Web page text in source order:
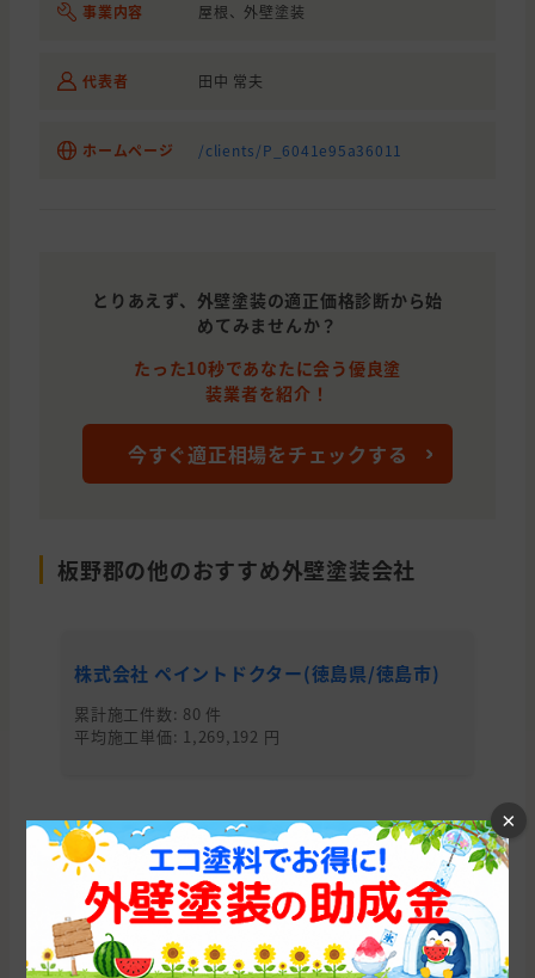
事業内容 屋根、外壁塗装
代表者 田中 常夫
ホームページ /clients/P_6041e95a36011
とりあえず、外壁塗装の適正価格診断から始
めてみませんか？
たった10秒であなたに会う優良塗
装業者を紹介！
今すぐ適正相場をチェックする
板野郡の他のおすすめ外壁塗装会社
株式会社 ペイントドクター(徳島県/徳島市)
累計施工件数: 80 件
平均施工単価: 1,269,192 円
徳島県の他の市区町村から外壁塗装会社を
探す
徳島市 板野郡 鳴門市 海部郡 阿南市 阿波市 小松島市
名西郡 三好市 吉野川市 三好郡 美馬市 勝浦郡 名東郡
×